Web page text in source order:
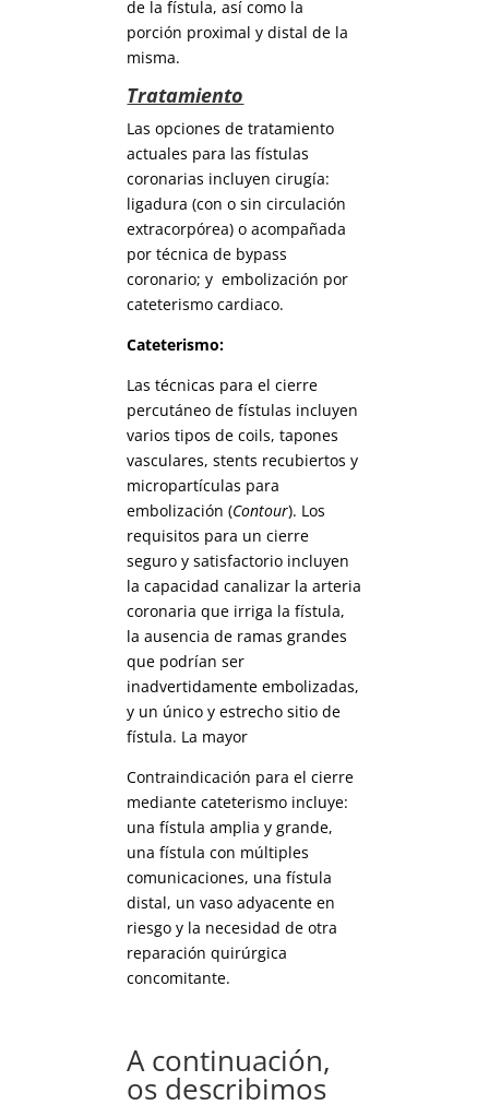
de la fístula, así como la
porción proximal y distal de la
misma.
Tratamiento
Las opciones de tratamiento
actuales para las fístulas
coronarias incluyen cirugía:
ligadura (con o sin circulación
extracorpórea) o acompañada
por técnica de bypass
coronario; y embolización por
cateterismo cardiaco.
Cateterismo:
Las técnicas para el cierre
percutáneo de fístulas incluyen
varios tipos de coils, tapones
vasculares, stents recubiertos y
micropartículas para
embolización (Contour). Los
requisitos para un cierre
seguro y satisfactorio incluyen
la capacidad canalizar la arteria
coronaria que irriga la fístula,
la ausencia de ramas grandes
que podrían ser
inadvertidamente embolizadas,
y un único y estrecho sitio de
fístula. La mayor
Contraindicación para el cierre
mediante cateterismo incluye:
una fístula amplia y grande,
una fístula con múltiples
comunicaciones, una fístula
distal, un vaso adyacente en
riesgo y la necesidad de otra
reparación quirúrgica
concomitante.
A continuación,
os describimos